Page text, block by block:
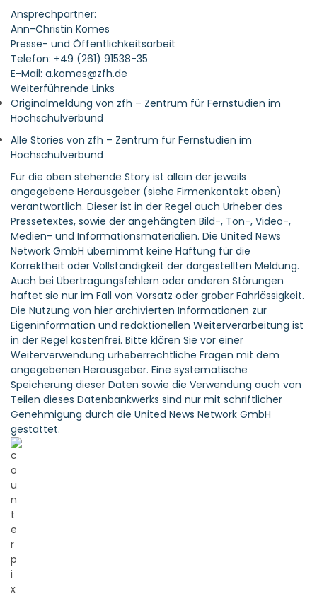
Ansprechpartner:
Ann-Christin Komes
Presse- und Öffentlichkeitsarbeit
Telefon: +49 (261) 91538-35
E-Mail: a.komes@zfh.de
Weiterführende Links
Originalmeldung von zfh – Zentrum für Fernstudien im
Hochschulverbund
Alle Stories von zfh – Zentrum für Fernstudien im
Hochschulverbund
Für die oben stehende Story ist allein der jeweils
angegebene Herausgeber (siehe Firmenkontakt oben)
verantwortlich. Dieser ist in der Regel auch Urheber des
Pressetextes, sowie der angehängten Bild-, Ton-, Video-,
Medien- und Informationsmaterialien. Die United News
Network GmbH übernimmt keine Haftung für die
Korrektheit oder Vollständigkeit der dargestellten Meldung.
Auch bei Übertragungsfehlern oder anderen Störungen
haftet sie nur im Fall von Vorsatz oder grober Fahrlässigkeit.
Die Nutzung von hier archivierten Informationen zur
Eigeninformation und redaktionellen Weiterverarbeitung ist
in der Regel kostenfrei. Bitte klären Sie vor einer
Weiterverwendung urheberrechtliche Fragen mit dem
angegebenen Herausgeber. Eine systematische
Speicherung dieser Daten sowie die Verwendung auch von
Teilen dieses Datenbankwerks sind nur mit schriftlicher
Genehmigung durch die United News Network GmbH
gestattet.